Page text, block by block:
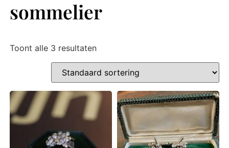
sommelier
Toont alle 3 resultaten